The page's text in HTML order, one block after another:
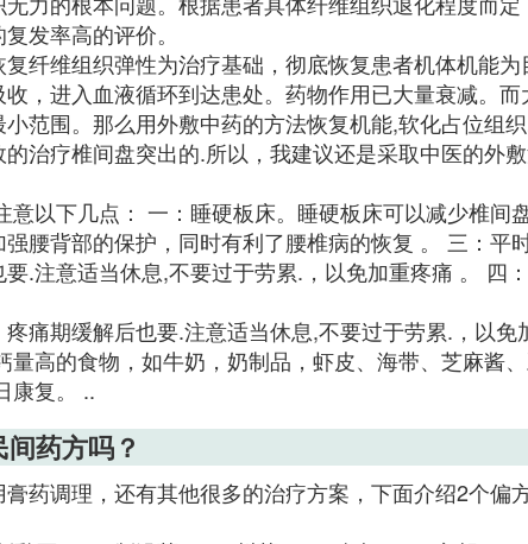
发率高的评价。
纤维组织弹性为治疗基础，彻底恢复患者机体机能
，进入血液循环到达患处。药物作用已大量衰减。
范围。那么用外敷中药的方法恢复机能,软化占位组
治疗椎间盘突出的.所以，我建议还是采取中医的外
意以下几点： 一：睡硬板床。睡硬板床可以减少椎
腰背部的保护，同时有利了腰椎病的恢复 。 三：
.注意适当休息,不要过于劳累.，以免加重疼痛 。 四
痛期缓解后也要.注意适当休息,不要过于劳累.，以免
量高的食物，如牛奶，奶制品，虾皮、海带、芝麻酱
康复。 ..
药方吗？
药调理，还有其他很多的治疗方案，下面介绍2个偏